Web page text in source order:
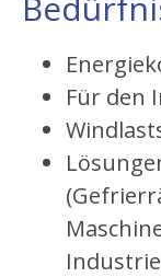
Für den